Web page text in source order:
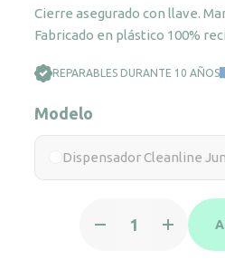
Cierre asegurado con llave.
Fabricado en plástico 100%
REPARABLES DURANTE 10 AÑOS
Modelo
Dispensador Cleanline
Cleanline